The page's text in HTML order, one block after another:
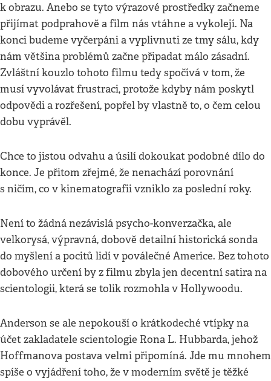
k obrazu. Anebo se tyto výrazové prostředky začneme
přijímat podprahově a film nás vtáhne a vykolejí. Na
konci budeme vyčerpáni a vyplivnuti ze tmy sálu, kdy
nám většina problémů začne připadat málo zásadní.
Zvláštní kouzlo tohoto filmu tedy spočívá v tom, že
musí vyvolávat frustraci, protože kdyby nám poskytl
odpovědi a rozřešení, popřel by vlastně to, o čem celou
dobu vyprávěl.
Chce to jistou odvahu a úsilí dokoukat podobné dílo do
konce. Je přitom zřejmé, že nenachází porovnání
s ničím, co v kinematografii vzniklo za poslední roky.
Není to žádná nezávislá psycho-konverzačka, ale
velkorysá, výpravná, dobově detailní historická sonda
do myšlení a pocitů lidí v poválečné Americe. Bez tohoto
dobového určení by z filmu zbyla jen decentní satira na
scientologii, která se tolik rozmohla v Hollywoodu.
Anderson se ale nepokouší o krátkodeché vtípky na
účet zakladatele scientologie Rona L. Hubbarda, jehož
Hoffmanova postava velmi připomíná. Jde mu mnohem
spíše o vyjádření toho, že v moderním světě je těžké